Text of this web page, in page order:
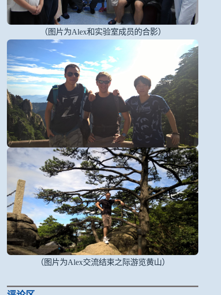
（图片为Alex和实验室成员的合影）
（图片为Alex交流结束之际游览黄山）